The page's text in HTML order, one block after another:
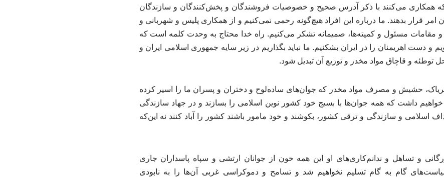
که همکاری می‌کنند با ذکر آدرس صحیح و خصوصیات فروشندگان و پخش‌کنندگان و سازندگان
امر قرار بدهند. ما درباره این افراد هیچ‌گونه رحمی نمی‌کنیم و از همکاری پلیس و شهربانی و
و مقامات مسئول و کمیته‌ها، صمیمانه تشکر می‌کنیم. راه خدا محتاج به وحدت کلمه است که
و دست اهریمنان را در ایران بشکنیم. ما نباید بگذاریم در زیر سایه جمهوری اسلامی ایران و
توطئه و قاچاق مواد مخدر و توزیع آن تبدیل شود.
حشیش و مصرف مواد مخدر که جوان‌های ساده‌لوح و دختران و پسران ما را اسیر کرده
داشت که همه جوان‌ها با بسیج خود کشور نوین اسلامی را بسازند و در جهاد سازندگی
اسلامی و سازندگی و ترقی کشور، بکوشند و خود مامور باشند کشور را آباد کنند نه این‌که
و تساهل و ندانم‌کاری‌های او این همه خون از جوانان ارتشی و سپاه پاسداران جاری
گام به گام تسلیم نخواهیم شد و تسامح و دموکراسی غربی آن‌ها را به نابودی